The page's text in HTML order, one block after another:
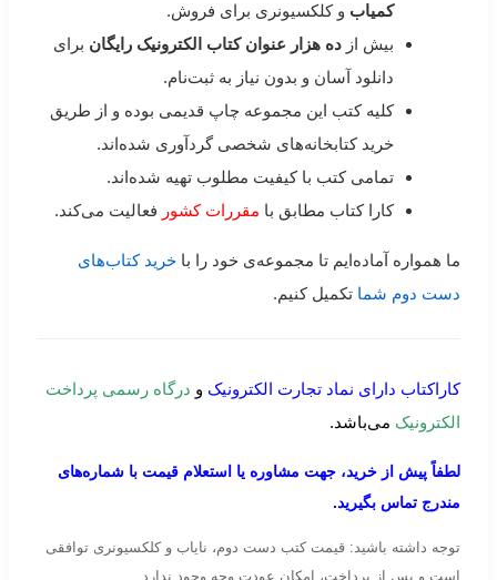
کمیاب و کلکسیونری برای فروش.
بیش از ده هزار عنوان کتاب الکترونیک رایگان برای
دانلود آسان و بدون نیاز به ثبت‌نام.
کلیه کتب این مجموعه چاپ قدیمی بوده و از طریق
خرید کتابخانه‌های شخصی گردآوری شده‌اند.
تمامی کتب با کیفیت مطلوب تهیه شده‌اند.
کارا کتاب مطابق با مقررات کشور فعالیت می‌کند.
ما همواره آماده‌ایم تا مجموعه‌ی خود را با خرید کتاب‌های
دست دوم شما تکمیل کنیم.
کاراکتاب دارای نماد تجارت الکترونیک و درگاه رسمی پرداخت
الکترونیک می‌باشد.
لطفاً پیش از خرید، جهت مشاوره یا استعلام قیمت با شماره‌های
مندرج تماس بگیرید.
توجه داشته باشید: قیمت کتب دست دوم، نایاب و کلکسیونری توافقی
است و پس از پرداخت، امکان عودت وجه وجود ندارد.